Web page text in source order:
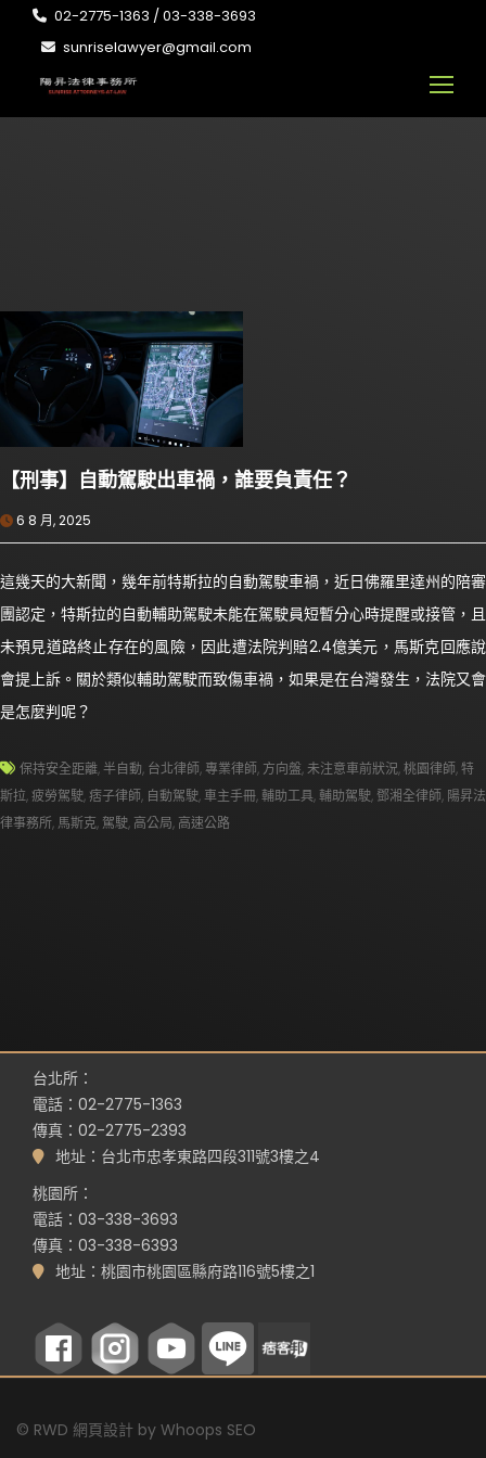
02-2775-1363 / 03-338-3693
sunriselawyer@gmail.com
【刑事】自動駕駛出車禍，誰要負責任？
6 8 月, 2025
這幾天的大新聞，幾年前特斯拉的自動駕駛車禍，近日佛羅里達州的陪審
團認定，特斯拉的自動輔助駕駛未能在駕駛員短暫分心時提醒或接管，且
未預見道路終止存在的風險，因此遭法院判賠2.4億美元，馬斯克回應說
會提上訴。關於類似輔助駕駛而致傷車禍，如果是在台灣發生，法院又會
是怎麼判呢？
保持安全距離,半自動, 台北律師,專業律師, 方向盤,未注意車前狀況,桃園律師,特
斯拉,疲勞駕駛,痞子律師, 自動駕駛,車主手冊,輔助工具,輔助駕駛, 鄧湘全律師, 陽昇法
律事務所, 馬斯克, 駕駛, 高公局, 高速公路
台北所：
電話：02-2775-1363
傳真：02-2775-2393
地址：台北市忠孝東路四段311號3樓之4
桃園所：
電話：03-338-3693
傳真：03-338-6393
地址：桃園市桃園區縣府路116號5樓之1
© RWD 網頁設計 by Whoops SEO